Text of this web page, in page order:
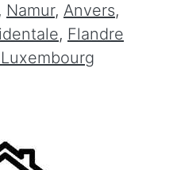
, Namur, Anvers,
, Flandre